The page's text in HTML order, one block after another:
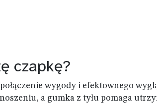
czapkę?
wygody i efektownego
a gumka z tyłu pomaga